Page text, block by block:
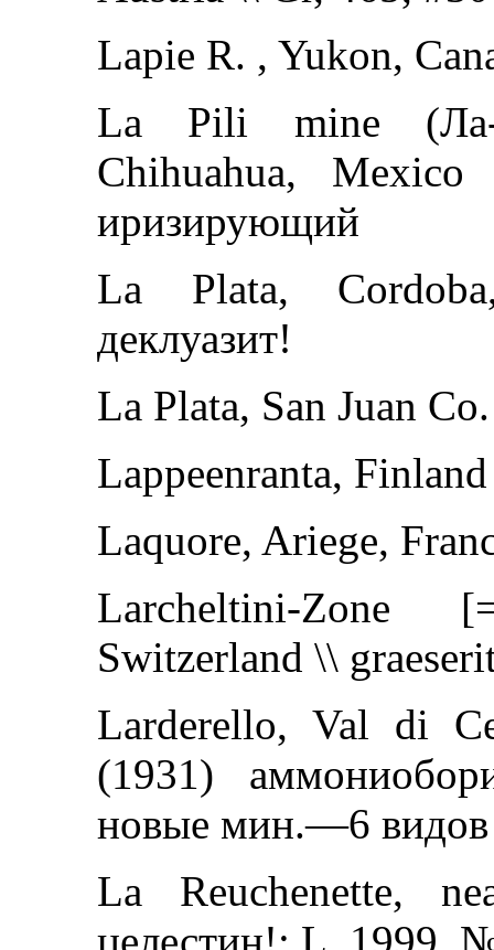
Lapie R. , Yukon,
La Pili mine (Ла-
Chihuahua, Mexico
иризирующий
La Plata,
деклуазит!
La Plata, San Juan
Lappeenranta,
Laquore, Ariege,
Larcheltini-Zone
Switzerland \\
Larderello, Val di
(1931)
новые мин.—6 видов
La Reuchenette,